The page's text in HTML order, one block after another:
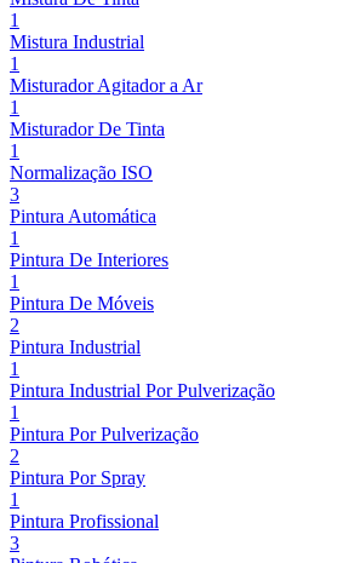
1
Mistura Industrial
1
Misturador Agitador a Ar
1
Misturador De Tinta
1
Normalização ISO
3
Pintura Automática
1
Pintura De Interiores
1
Pintura De Móveis
2
Pintura Industrial
1
Pintura Industrial Por Pulverização
1
Pintura Por Pulverização
2
Pintura Por Spray
1
Pintura Profissional
3